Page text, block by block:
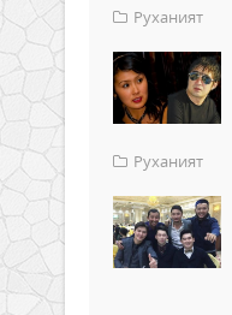
Руханият
Руханият